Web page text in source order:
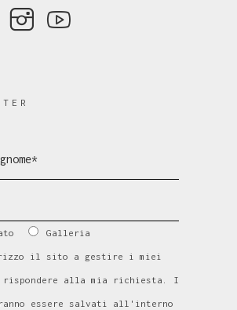
Galleria
il sito a gestire i miei
alla mia richiesta. I
essere salvati all'interno